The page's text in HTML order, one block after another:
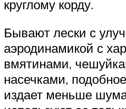
круглому корду.
Бывают лески с
аэродинамикой с
вмятинами,
насечками,
издает меньше